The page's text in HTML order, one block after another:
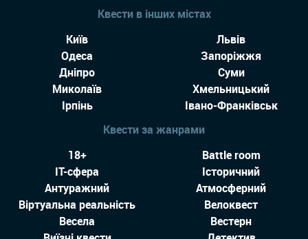
Квести в інших містах
Київ
Львів
Одеса
Запоріжжя
Дніпро
Суми
Миколаїв
Хмельницький
Ірпінь
Івано-Франківськ
Квести за жанрами
18+
Battle room
IT-сфера
Історичний
Антуражний
Атмосферний
Віртуальна реальність
Велоквест
Весела
Вестерн